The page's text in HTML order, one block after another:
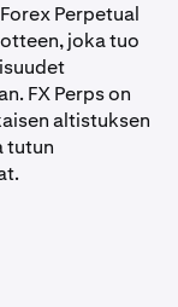
Perpetual
joka tuo
FX Perps on
altistuksen
tutun